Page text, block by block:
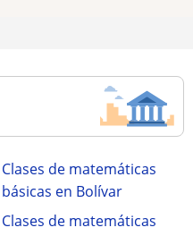
Clases de matemáticas
básicas en Bolívar
Clases de matemáticas